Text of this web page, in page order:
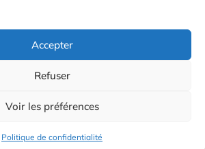
Accepter
Refuser
Voir les préférences
Politique de confidentialité
© 2026 Radio Calade